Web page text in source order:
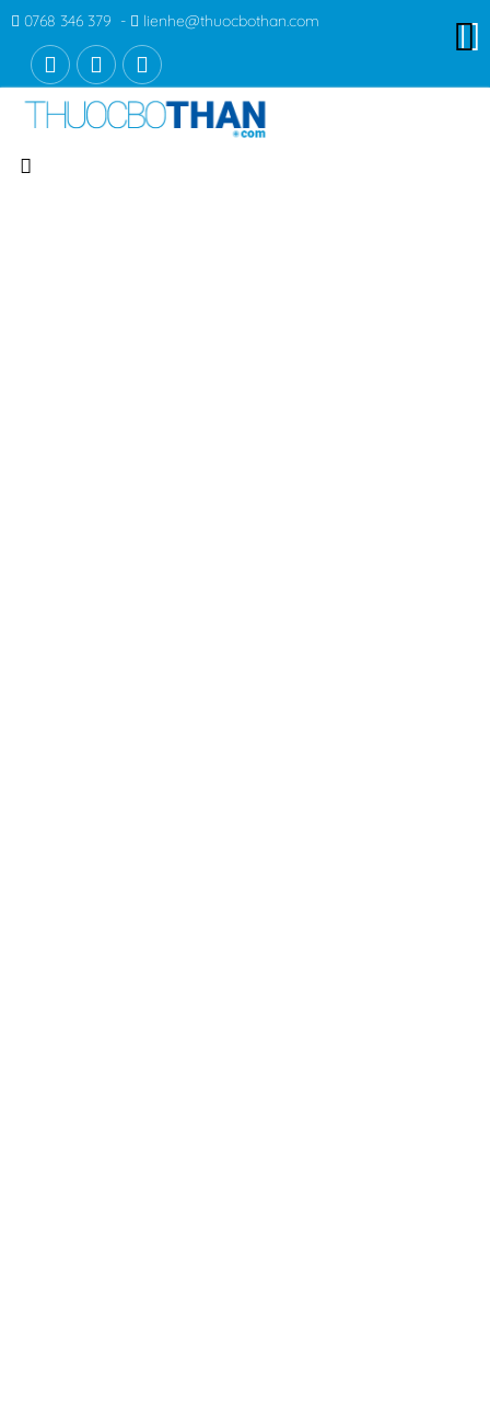
0768 346 379 - lienhe@thuocbothan.com